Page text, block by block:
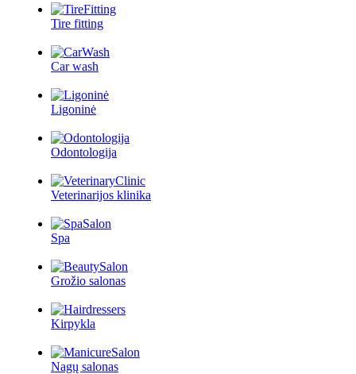
Tire fitting
Car wash
Ligoninė
Odontologija
Veterinarijos klinika
Spa
Grožio salonas
Kirpykla
Nagų salonas